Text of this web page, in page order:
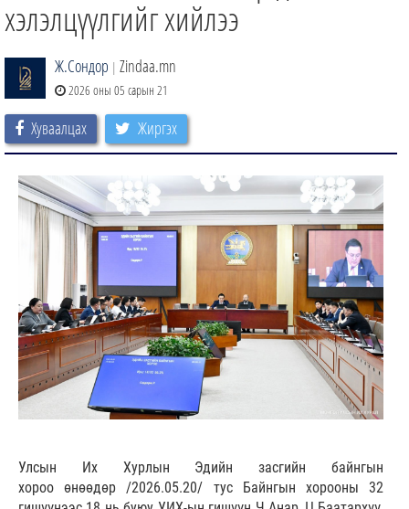
хэлэлцүүлгийг хийлээ
Ж.Сондор | Zindaa.mn
2026 оны 05 сарын 21
Хуваалцах Жиргэх
Улсын Их Хурлын Эдийн засгийн байнгын
хороо өнөөдөр /2026.05.20/ тус Байнгын хорооны 32